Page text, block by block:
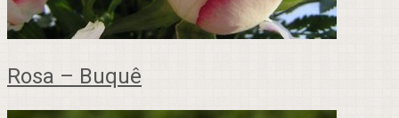
Rosa – Buquê